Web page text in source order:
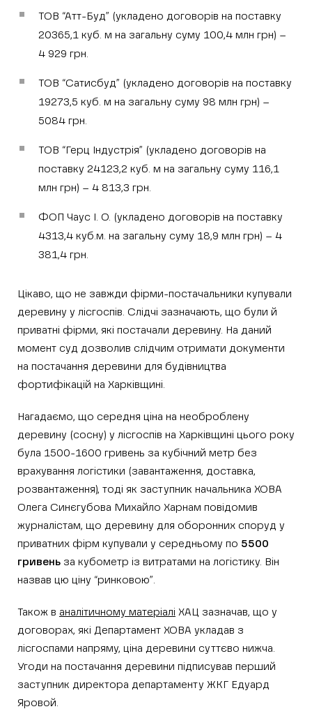
ТОВ “Атт-Буд” (укладено договорів на поставку
20365,1 куб. м на загальну суму 100,4 млн грн) –
4 929 грн.
ТОВ “Сатисбуд” (укладено договорів на поставку
19273,5 куб. м на загальну суму 98 млн грн) –
5084 грн.
ТОВ “Герц Індустрія” (укладено договорів на
поставку 24123,2 куб. м на загальну суму 116,1
млн грн) – 4 813,3 грн.
ФОП Чаус І. О. (укладено договорів на поставку
4313,4 куб.м. на загальну суму 18,9 млн грн) – 4
381,4 грн.
Цікаво, що не завжди фірми-постачальники купували
деревину у лісгоспів. Слідчі зазначають, що були й
приватні фірми, які постачали деревину. На даний
момент суд дозволив слідчим отримати документи
на постачання деревини для будівництва
фортифікацій на Харківщині.
Нагадаємо, що середня ціна на необроблену
деревину (сосну) у лісгоспів на Харківщині цього року
була 1500-1600 гривень за кубічний метр без
врахування логістики (завантаження, доставка,
розвантаження), тоді як заступник начальника ХОВА
Олега Синєгубова Михайло Харнам повідомив
журналістам, що деревину для оборонних споруд у
приватних фірм купували у середньому по 5500
гривень за кубометр із витратами на логістику. Він
назвав цю ціну “ринковою”.
Також в аналітичному матеріалі ХАЦ зазначав, що у
договорах, які Департамент ХОВА укладав з
лісгоспами напряму, ціна деревини суттєво нижча.
Угоди на постачання деревини підписував перший
заступник директора департаменту ЖКГ Едуард
Яровой.